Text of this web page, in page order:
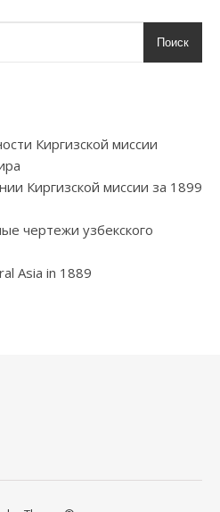
Поиск
Киргизской миссии
Киргизской миссии за 1899
чертежи узбекского
Asia in 1889